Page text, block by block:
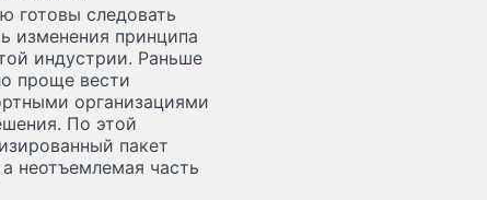
готовы следовать
изменения принципа
индустрии. Раньше
проще вести
организациями
По этой
пакет
неотъемлемая часть